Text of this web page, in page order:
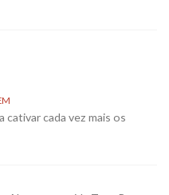
cativar cada vez mais os